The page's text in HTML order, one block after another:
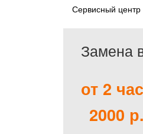
Сервисный
Замена
от 2
2000 р.